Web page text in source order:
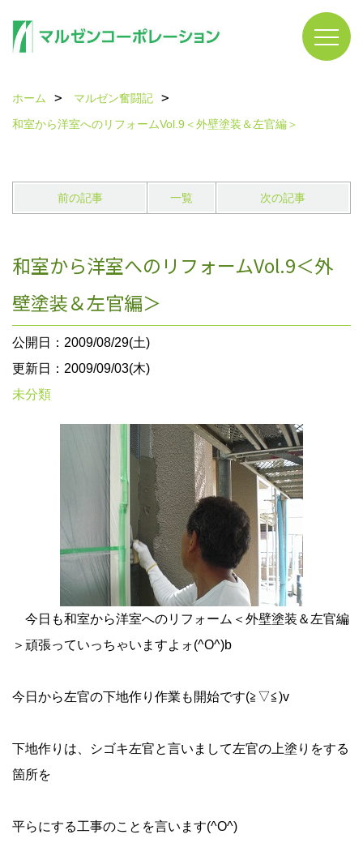
ホーム
マルゼン奮闘記
和室から洋室へのリフォームVol.9＜外壁塗装＆左官編＞
前の記事 一覧 次の記事
和室から洋室へのリフォームVol.9＜外
壁塗装＆左官編＞
公開日：2009/08/29(土)
更新日：2009/09/03(木)
未分類
今日も和室から洋室へのリフォーム＜外壁塗装＆左官編
＞頑張っていっちゃいますよォ(^O^)b
今日から左官の下地作り作業も開始です(≧▽≦)v
下地作りは、シゴキ左官と言いまして左官の上塗りをする
箇所を
平らにする工事のことを言います(^O^)